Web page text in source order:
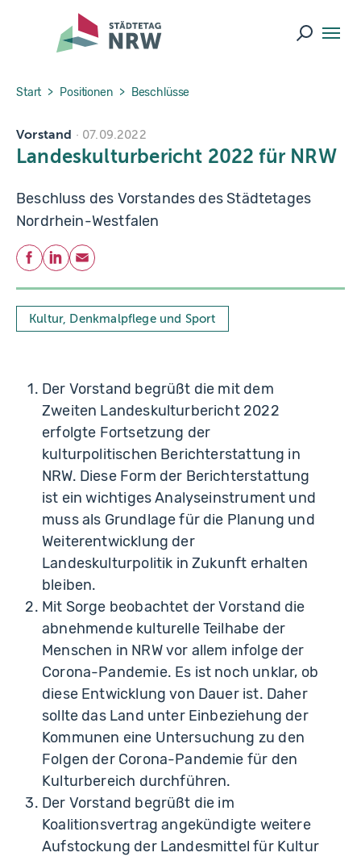
Skip to main navigation
Skip to main content
Skip to page footer
Suche
You are here:
Start Positionen Beschlüsse
Vorstand 07.09.2022
Landeskulturbericht 2022 für NRW
Beschluss des Vorstandes des Städtetages
Nordrhein-Westfalen
Teilen
Facebook
LinkedIn
E-Mail
Kultur, Denkmalpflege und Sport
Der Vorstand begrüßt die mit dem
Zweiten Landeskulturbericht 2022
erfolgte Fortsetzung der
kulturpolitischen Berichterstattung in
NRW. Diese Form der Berichterstattung
ist ein wichtiges Analyseinstrument und
muss als Grundlage für die Planung und
Weiterentwicklung der
Landeskulturpolitik in Zukunft erhalten
bleiben.
Mit Sorge beobachtet der Vorstand die
abnehmende kulturelle Teilhabe der
Menschen in NRW vor allem infolge der
Corona-Pandemie. Es ist noch unklar, ob
diese Entwicklung von Dauer ist. Daher
sollte das Land unter Einbeziehung der
Kommunen eine Untersuchung zu den
Folgen der Corona-Pandemie für den
Kulturbereich durchführen.
Der Vorstand begrüßt die im
Koalitionsvertrag angekündigte weitere
Aufstockung der Landesmittel für Kultur